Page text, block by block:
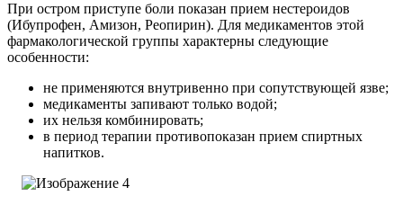
При остром приступе боли показан прием нестероидов
(Ибупрофен, Амизон, Реопирин). Для медикаментов этой
фармакологической группы характерны следующие
особенности:
не применяются внутривенно при сопутствующей язве;
медикаменты запивают только водой;
их нельзя комбинировать;
в период терапии противопоказан прием спиртных
напитков.